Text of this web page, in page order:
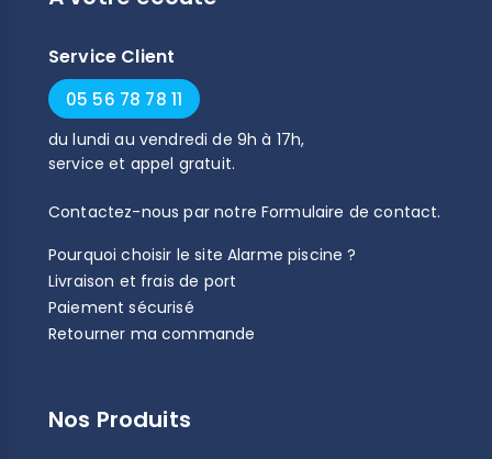
Service Client
05 56 78 78 11
dulundi au vendredi de 9h à 17h,
service et appel gratuit.
Contactez-nous par notre Formulaire de contact.
Pourquoi choisir le site Alarme piscine ?
Livraison et frais de port
Paiement sécurisé
Retourner ma commande
Nos Produits